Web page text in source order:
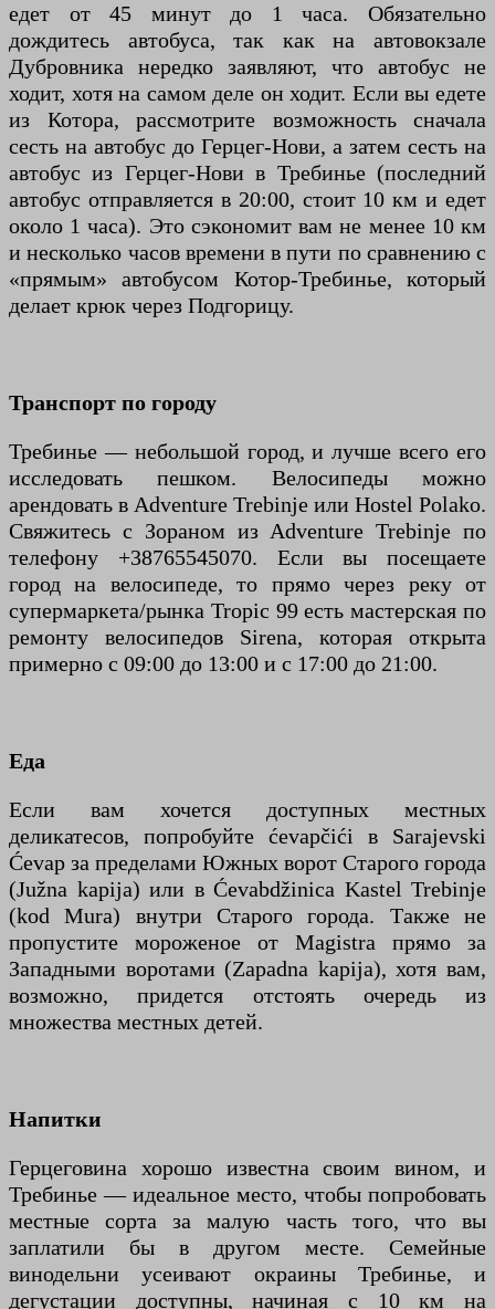
едет от 45 минут до 1 часа. Обязательно
дождитесь автобуса, так как на автовокзале
Дубровника нередко заявляют, что автобус не
ходит, хотя на самом деле он ходит. Если вы едете
из Котора, рассмотрите возможность сначала
сесть на автобус до Герцег-Нови, а затем сесть на
автобус из Герцег-Нови в Требинье (последний
автобус отправляется в 20:00, стоит 10 км и едет
около 1 часа). Это сэкономит вам не менее 10 км
и несколько часов времени в пути по сравнению с
«прямым» автобусом Котор-Требинье, который
делает крюк через Подгорицу.
Транспорт по городу
Требинье — небольшой город, и лучше всего его
исследовать пешком. Велосипеды можно
арендовать в Adventure Trebinje или Hostel Polako.
Свяжитесь с Зораном из Adventure Trebinje по
телефону +38765545070. Если вы посещаете
город на велосипеде, то прямо через реку от
супермаркета/рынка Tropic 99 есть мастерская по
ремонту велосипедов Sirena, которая открыта
примерно с 09:00 до 13:00 и с 17:00 до 21:00.
Еда
Если вам хочется доступных местных
деликатесов, попробуйте ćevapčići в Sarajevski
Ćevap за пределами Южных ворот Старого города
(Južna kapija) или в Ćevabdžinica Kastel Trebinje
(kod Mura) внутри Старого города. Также не
пропустите мороженое от Magistra прямо за
Западными воротами (Zapadna kapija), хотя вам,
возможно, придется отстоять очередь из
множества местных детей.
Напитки
Герцеговина хорошо известна своим вином, и
Требинье — идеальное место, чтобы попробовать
местные сорта за малую часть того, что вы
заплатили бы в другом месте. Семейные
винодельни усеивают окраины Требинье, и
дегустации доступны, начиная с 10 км на